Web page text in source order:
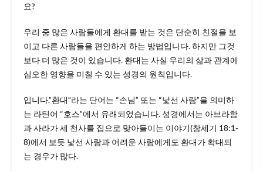
요?
우리 중 많은 사람들에게 환대를 받는 것은 단순히 친절을 보
이고 다른 사람들을 편안하게 하는 방법입니다. 하지만 그것
보다 더 많은 것이 있습니다. 환대는 사실 우리의 삶과 관계에
심오한 영향을 미칠 수 있는 성경의 원칙입니다.
입니다.”환대”라는 단어는 “손님” 또는 “낯선 사람”을 의미하
는 라틴어 “호스”에서 유래되었습니다. 성경에서는 아브라함
과 사라가 세 천사를 집으로 맞아들이는 이야기(창세기 18:1-
8)에서 보듯 낯선 사람과 어려운 사람에게도 환대가 확대되
는 경우가 많다.